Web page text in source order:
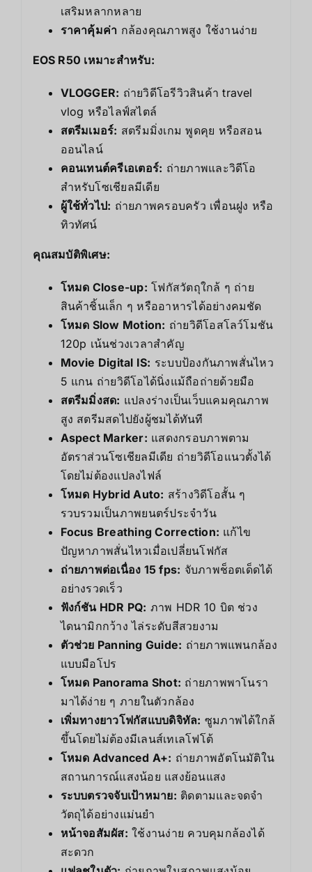
เสริมหลากหลาย
ราคาคุ้มค่า กล้องคุณภาพสูง ใช้งานง่าย
EOS R50 เหมาะสำหรับ:
VLOGGER: ถ่ายวิดีโอรีวิวสินค้า travel
vlog หรือไลฟ์สไตล์
สตรีมเมอร์: สตรีมมิ่งเกม พูดคุย หรือสอน
ออนไลน์
คอนเทนต์ครีเอเตอร์: ถ่ายภาพและวิดีโอ
สำหรับโซเชียลมีเดีย
ผู้ใช้ทั่วไป: ถ่ายภาพครอบครัว เพื่อนฝูง หรือ
ทิวทัศน์
คุณสมบัติพิเศษ:
โหมด Close-up: โฟกัสวัตถุใกล้ ๆ ถ่าย
สินค้าชิ้นเล็ก ๆ หรืออาหารได้อย่างคมชัด
โหมด Slow Motion: ถ่ายวิดีโอสโลว์โมชัน
120p เน้นช่วงเวลาสำคัญ
Movie Digital IS: ระบบป้องกันภาพสั่นไหว
5 แกน ถ่ายวิดีโอได้นิ่งแม้ถือถ่ายด้วยมือ
สตรีมมิ่งสด: แปลงร่างเป็นเว็บแคมคุณภาพ
สูง สตรีมสดไปยังผู้ชมได้ทันที
Aspect Marker: แสดงกรอบภาพตาม
อัตราส่วนโซเชียลมีเดีย ถ่ายวิดีโอแนวตั้งได้
โดยไม่ต้องแปลงไฟล์
โหมด Hybrid Auto: สร้างวิดีโอสั้น ๆ
รวบรวมเป็นภาพยนตร์ประจำวัน
Focus Breathing Correction: แก้ไข
ปัญหาภาพสั่นไหวเมื่อเปลี่ยนโฟกัส
ถ่ายภาพต่อเนื่อง 15 fps: จับภาพช็อตเด็ดได้
อย่างรวดเร็ว
ฟังก์ชัน HDR PQ: ภาพ HDR 10 บิต ช่วง
ไดนามิกกว้าง ไล่ระดับสีสวยงาม
ตัวช่วย Panning Guide: ถ่ายภาพแพนกล้อง
แบบมือโปร
โหมด Panorama Shot: ถ่ายภาพพาโนรา
มาได้ง่าย ๆ ภายในตัวกล้อง
เพิ่มทางยาวโฟกัสแบบดิจิทัล: ซูมภาพได้ใกล้
ขึ้นโดยไม่ต้องมีเลนส์เทเลโฟโต้
โหมด Advanced A+: ถ่ายภาพอัตโนมัติใน
สถานการณ์แสงน้อย แสงย้อนแสง
ระบบตรวจจับเป้าหมาย: ติดตามและจดจำ
วัตถุได้อย่างแม่นยำ
หน้าจอสัมผัส: ใช้งานง่าย ควบคุมกล้องได้
สะดวก